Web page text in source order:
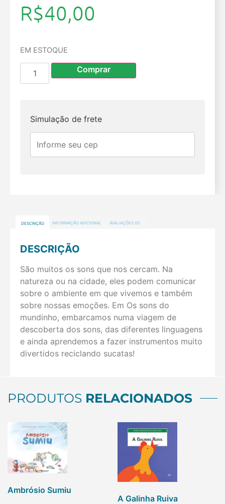
R$40,00
EM ESTOQUE
Comprar
Simulação de frete
DESCRIÇÃO INFORMAÇÃO ADICIONAL AVALIAÇÕES (0)
DESCRIÇÃO
São muitos os sons que nos cercam. Na
natureza ou na cidade, eles podem comunicar
sobre o ambiente em que vivemos e também
sobre nossas emoções. Em Os sons do
mundinho, embarcamos numa viagem de
descoberta dos sons, das diferentes linguagens
e ainda aprendemos a fazer instrumentos muito
divertidos reciclando sucatas!
PRODUTOS RELACIONADOS
Ambrósio Sumiu
A Galinha Ruiva